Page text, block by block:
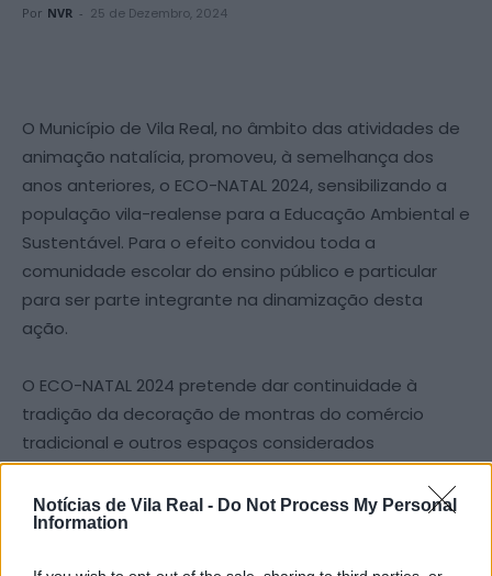
Notícias de Vila Real - Do Not Process My Personal
Information
Por NVR - 25 de Dezembro, 2024
O Município de Vila Real, no âmbito das atividades de
animação natalícia, promoveu, à semelhança dos
anos anteriores, o ECO-NATAL 2024, sensibilizando a
população vila-realense para a Educação Ambiental e
Sustentável. Para o efeito convidou toda a
comunidade escolar do ensino público e particular
para ser parte integrante na dinamização desta
ação.
O ECO-NATAL 2024 pretende dar continuidade à
tradição da decoração de montras do comércio
tradicional e outros espaços considerados
emblemáticos, bem como as rotundas do concelho
de Vila Real, com elementos alusivos ao Natal, com
recurso à utilização de materiais reciclados,